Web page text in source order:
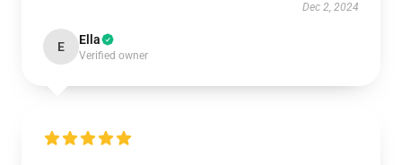
Dec 2, 2024
E Ella
Verified owner